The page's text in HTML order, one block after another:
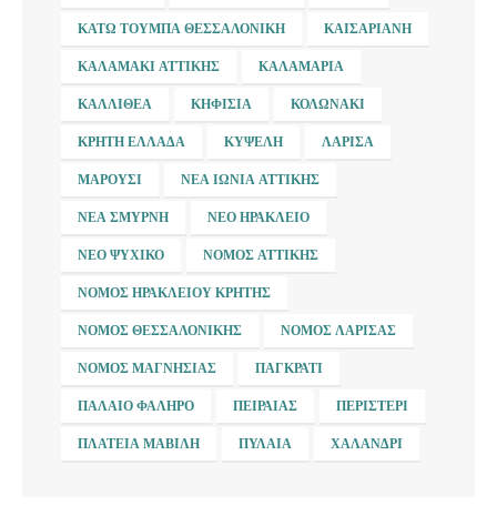
ΚΆΤΩ ΤΟΎΜΠΑ ΘΕΣΣΑΛΟΝΊΚΗ ΚΑΙΣΑΡΙΑΝΉ
ΚΑΛΑΜΆΚΙ ΑΤΤΙΚΉΣ ΚΑΛΑΜΑΡΙΆ
ΚΑΛΛΙΘΈΑ ΚΗΦΙΣΙΆ ΚΟΛΩΝΆΚΙ
ΚΡΉΤΗ ΕΛΛΆΔΑ ΚΥΨΈΛΗ ΛΆΡΙΣΑ
ΜΑΡΟΎΣΙ ΝΈΑ ΙΩΝΊΑ ΑΤΤΙΚΉΣ
ΝΈΑ ΣΜΎΡΝΗ ΝΈΟ ΗΡΆΚΛΕΙΟ
ΝΈΟ ΨΥΧΙΚΌ ΝΟΜΌΣ ΑΤΤΙΚΉΣ
ΝΟΜΌΣ ΗΡΑΚΛΕΊΟΥ ΚΡΉΤΗΣ
ΝΟΜΌΣ ΘΕΣΣΑΛΟΝΊΚΗΣ ΝΟΜΌΣ ΛΆΡΙΣΑΣ
ΝΟΜΌΣ ΜΑΓΝΗΣΊΑΣ ΠΑΓΚΡΆΤΙ
ΠΑΛΑΙΌ ΦΆΛΗΡΟ ΠΕΙΡΑΙΆΣ ΠΕΡΙΣΤΈΡΙ
ΠΛΑΤΕΊΑ ΜΑΒΊΛΗ ΠΥΛΑΊΑ ΧΑΛΆΝΔΡΙ